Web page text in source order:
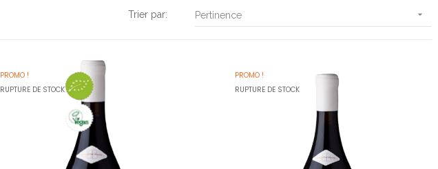
Trier par: Pertinence 
PROMO !
RUPTURE DE STOCK
PROMO !
RUPTURE DE STOCK